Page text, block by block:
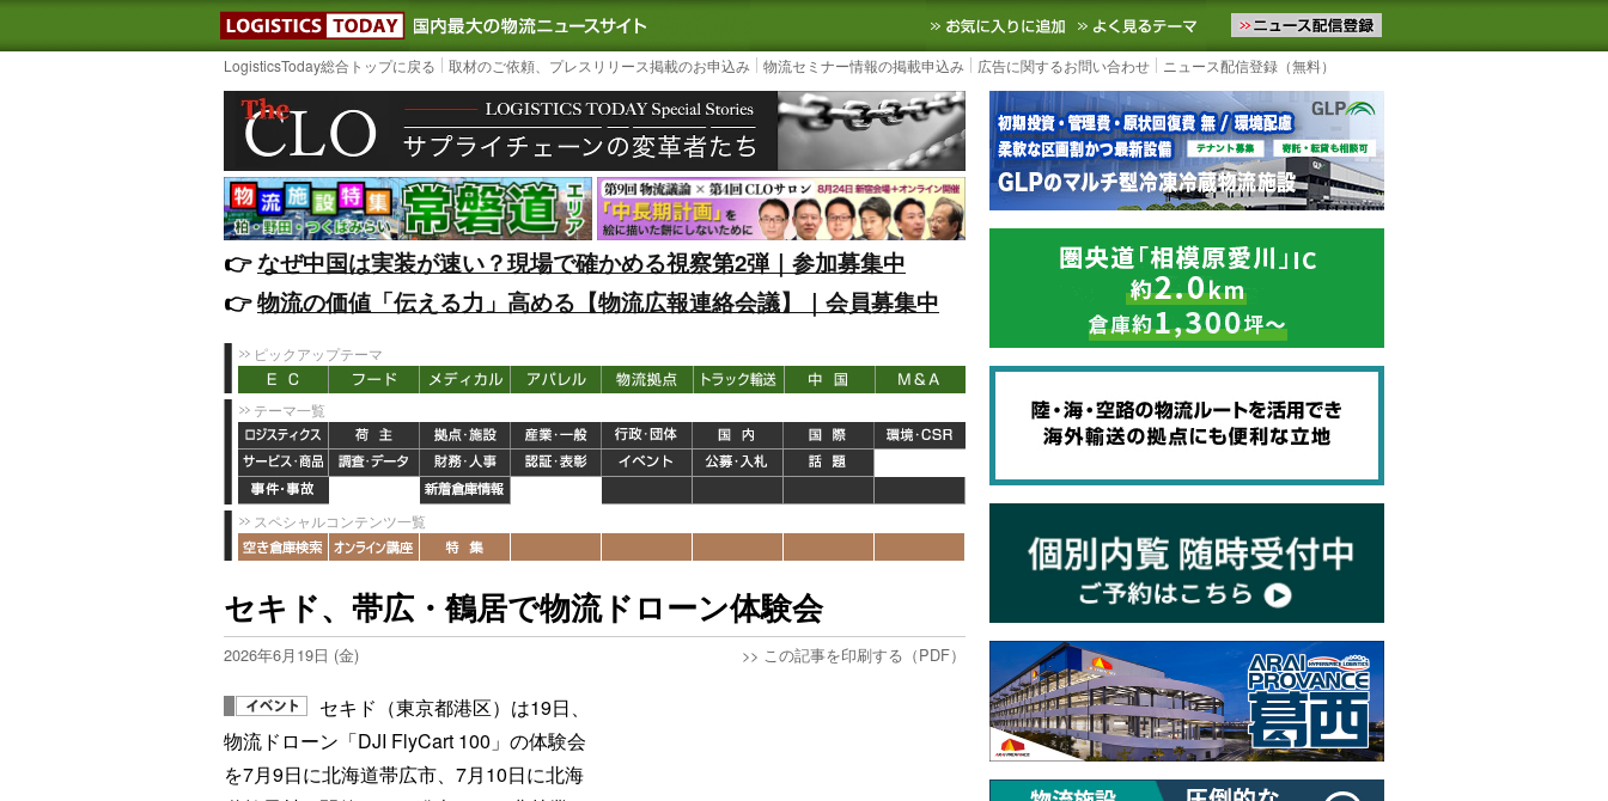
LOGISTICS TODAY｜国内最大の物流ニュースサイト3PL, SCMなど国内外の最新の物流ニュースをお届けします。物流ニュースメール配信を登録す
お気に入りに追加 よく見るテーマ
LogisticsToday総合トップに戻る 取材のご依頼、プレスリリース掲載のお申込み 物流セミナー情報の掲載申込み 広告に関するお問い合わせ ニュース配信登録（無料）
👉️なぜ中国は実装が速い？現場で確かめる視察第2弾｜参加募集中
👉️物流の価値「伝える力」高める【物流広報連絡会議】｜会員募集中
ピックアップテーマ
テーマ一覧
スペシャルコンテンツ一覧
セキド、帯広・鶴居で物流ドローン体験会
2026年6月19日 (金) >> この記事を印刷する（PDF）
セキド（東京都港区）は19日、
物流ドローン「DJI FlyCart 100」の体験会
を7月9日に北海道帯広市、7月10日に北海